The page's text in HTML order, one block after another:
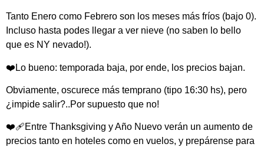
Tanto Enero como Febrero son los meses más fríos (bajo 0).
Incluso hasta podes llegar a ver nieve (no saben lo bello
que es NY nevado!).
❤️Lo bueno: temporada baja, por ende, los precios bajan.
Obviamente, oscurece más temprano (tipo 16:30 hs), pero
¿impide salir?..Por supuesto que no!
❤️‍🩹Entre Thanksgiving y Año Nuevo verán un aumento de
precios tanto en hoteles como en vuelos, y prepárense para